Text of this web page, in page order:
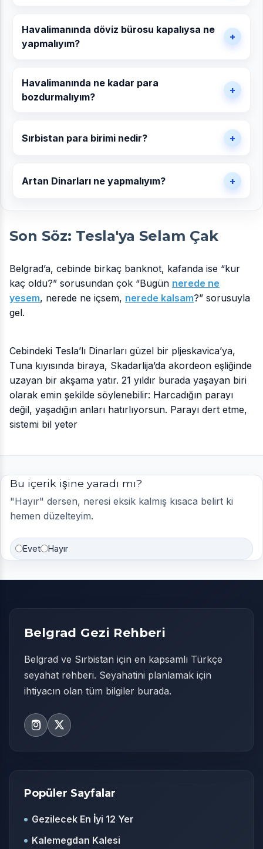
Havalimanında döviz bürosu kapalıysa ne
yapmalıyım?
Havalimanında ne kadar para
bozdurmalıyım?
Sırbistan para birimi nedir?
Artan Dinarları ne yapmalıyım?
Son Söz: Tesla'ya Selam Çak
Belgrad’a, cebinde birkaç banknot, kafanda ise “kur
kaç oldu?” sorusundan çok “Bugün nerede ne
yesem, nerede ne içsem, nerede kalsam?” sorusuyla
gel.
Cebindeki Tesla’lı Dinarları güzel bir pljeskavica’ya,
Tuna kıyısında biraya, Skadarlija’da akordeon eşliğinde
uzayan bir akşama yatır. 21 yıldır burada yaşayan biri
olarak emin şekilde söylenebilir: Harcadığın parayı
değil, yaşadığın anları hatırlıyorsun. Parayı dert etme,
sistemi bil yeter
Bu içerik işine yaradı mı?
"Hayır" dersen, neresi eksik kalmış kısaca belirt ki
hemen düzelteyim.
Evet Hayır
Belgrad Gezi Rehberi
Belgrad ve Sırbistan için en kapsamlı Türkçe
seyahat rehberi. Seyahatini planlamak için
ihtiyacın olan tüm bilgiler burada.
Popüler Sayfalar
Gezilecek En İyi 12 Yer
Kalemegdan Kalesi